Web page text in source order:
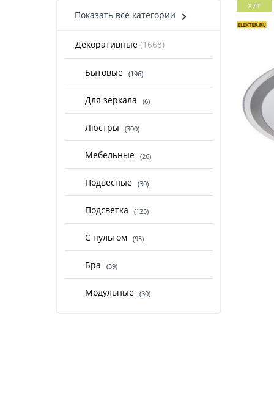
Показать все категории
Декоративные (1668)
Бытовые (196)
Для зеркала (6)
Люстры (300)
Мебельные (26)
Подвесные (30)
Подсветка (125)
С пультом (95)
Бра (39)
Модульные (30)
хит